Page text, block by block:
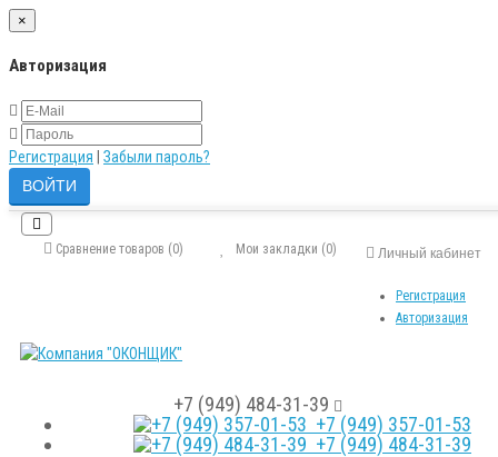
×
Авторизация
Регистрация Забыли пароль?
Личный кабинет
Регистрация
Авторизация
Мои закладки (0)
Сравнение товаров (0)
+7 (949) 484-31-39
+7 (949) 357-01-53
+7 (949) 484-31-39